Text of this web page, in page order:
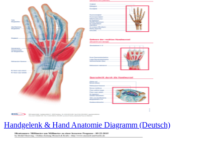
Handgelenk & Hand Anatomie Diagramm (Deutsch)